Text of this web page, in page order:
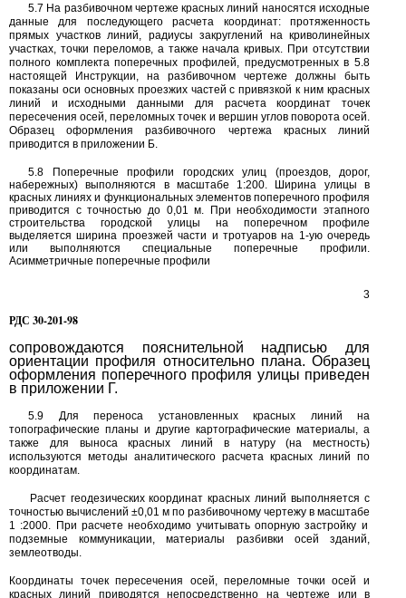
5.7 На разбивочном чертеже красных линий наносятся исходные
данные для последующего расчета координат: протяженность
прямых участков линий, радиусы закруглений на криволинейных
участках, точки переломов, а также начала кривых. При отсутствии
полного комплекта поперечных профилей, предусмотренных в 5.8
настоящей Инструкции, на разбивочном чертеже должны быть
показаны оси основных проезжих частей с привязкой к ним красных
линий и исходными данными для расчета координат точек
пересечения осей, переломных точек и вершин углов поворота осей.
Образец оформления разбивочного чертежа красных линий
приводится в приложении Б.
5.8 Поперечные профили городских улиц (проездов, дорог,
набережных) выполняются в масштабе 1:200.
Ширина улицы в
красных линиях и функциональных элементов поперечного профиля
приводится с точностью до0,01
м. При необходимости этапного
строительства городской улицы на поперечном профиле
выделяется ширина проезжей части и тротуаров на 1-ую очередь
или выполняются специальные поперечные профили.
Асимметричные поперечные профили
3
РДС 30-201-98
сопровождаются пояснительной надписью для
ориентации профиля относительно плана. Образец
оформления поперечного профиля улицы приведен
в приложении Г.
5.9 Для переноса установленных красных линий на
топографические планы и другие картографические материалы, а
также для выноса красных линий в натуру (на местность)
используются методы аналитического расчета красных линий по
координатам.
Расчет геодезических координат красных линий выполняется с
точностью вычислений ±0,01 м по разбивочному чертежу в масштабе
1
:2000. При расчете необходимо учитывать опорную застройку и
подземные коммуникации, материалы разбивки осей зданий,
землеотводы.
Координаты точек пересечения осей, переломные точки осей и
красных линий приводятся непосредственно на чертеже или в